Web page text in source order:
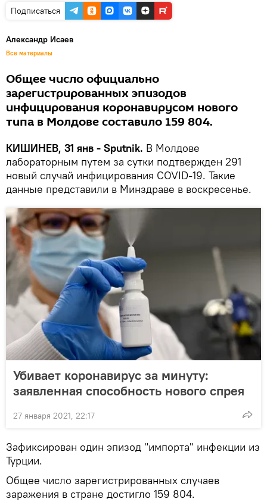
Подписаться
Александр Исаев
Все материалы
Общее число официально
зарегистрированных эпизодов
инфицирования коронавирусом нового
типа в Молдове составило 159 804.
КИШИНЕВ, 31 янв - Sputnik. В Молдове
лабораторным путем за сутки подтвержден 291
новый случай инфицирования COVID-19. Такие
данные представили в Минздраве в воскресенье.
Убивает коронавирус за минуту:
заявленная способность нового спрея
27 января 2021, 22:17
Зафиксирован один эпизод "импорта" инфекции из
Турции.
Общее число зарегистрированных случаев
заражения в стране достигло 159 804.